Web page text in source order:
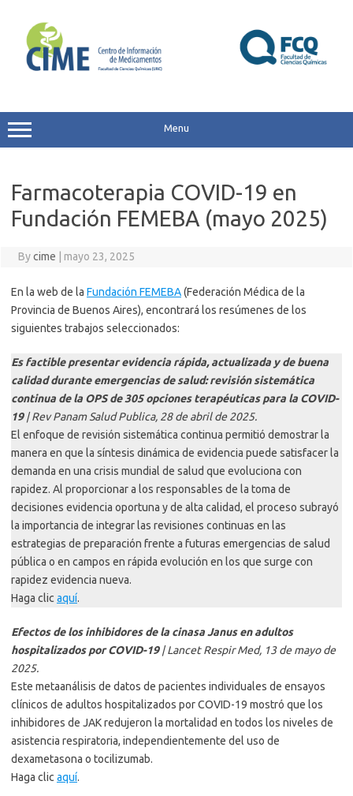
content
Menu
Farmacoterapia COVID-19 en
Fundación FEMEBA (mayo 2025)
Bycime mayo 23, 2025
En la web de la Fundación FEMEBA(Federación Médica de la
Provincia de Buenos Aires), encontrará los resúmenes de los
siguientes trabajos seleccionados:
Es factible presentar evidencia rápida, actualizada y de buena
calidad durante emergencias de salud: revisión sistemática
continua de la OPS de 305 opciones terapéuticas para la COVID-
19| Rev Panam Salud Publica, 28 de abril de 2025.
El enfoque de revisión sistemática continua permitió demostrar la
manera en que la síntesis dinámica de evidencia puede satisfacer la
demanda en una crisis mundial de salud que evoluciona con
rapidez. Al proporcionar a los responsables de la toma de
decisiones evidencia oportuna y de alta calidad, el proceso subrayó
la importancia de integrar las revisiones continuas en las
estrategias de preparación frente a futuras emergencias de salud
pública o en campos en rápida evolución en los que surge con
rapidez evidencia nueva.
Haga clic aquí.
Efectos de los inhibidores de la cinasa Janus en adultos
hospitalizados por COVID-19| Lancet Respir Med, 13 de mayo de
2025.
Este metaanálisis de datos de pacientes individuales de ensayos
clínicos de adultos hospitalizados por COVID-19 mostró que los
inhibidores de JAK redujeron la mortalidad en todos los niveles de
asistencia respiratoria, independientemente del uso de
dexametasona o tocilizumab.
Haga clicaquí.